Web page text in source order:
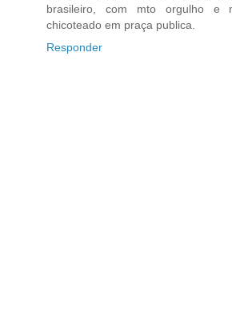
brasileiro, com mto orgulho e
chicoteado em praça publica.
Responder